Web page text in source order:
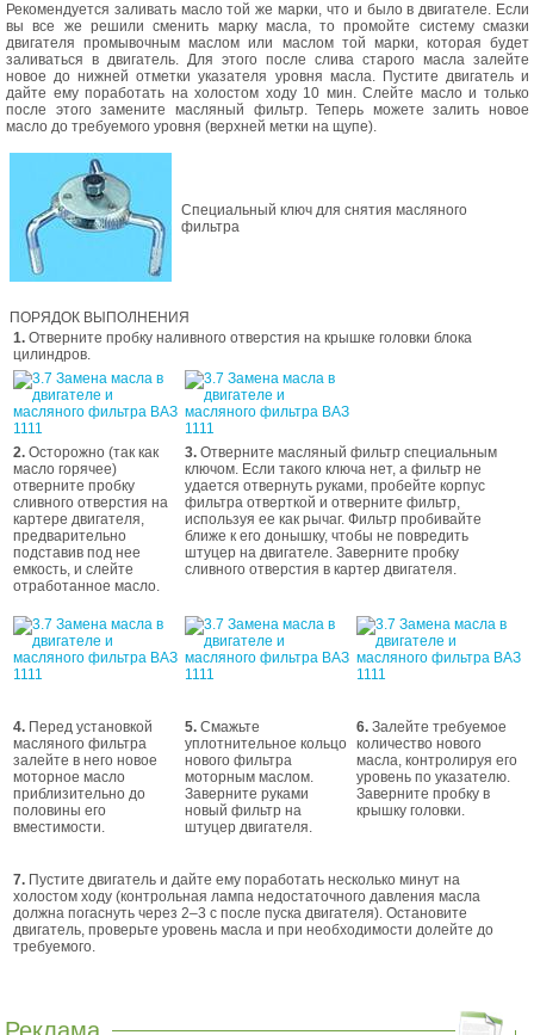
Рекомендуется заливать масло той же марки, что и было в двигателе. Если
вы все же решили сменить марку масла, то промойте систему смазки
двигателя промывочным маслом или маслом той марки, которая будет
заливаться в двигатель. Для этого после слива старого масла залейте
новое до нижней отметки указателя уровня масла. Пустите двигатель и
дайте ему поработать на холостом ходу 10 мин. Слейте масло и только
после этого замените масляный фильтр. Теперь можете залить новое
масло до требуемого уровня (верхней метки на щупе).
Специальный ключ для снятия масляного
фильтра
ПОРЯДОК ВЫПОЛНЕНИЯ
1. Отверните пробку наливного отверстия на крышке головки блока
цилиндров.
2. Осторожно (так как
масло горячее)
отверните пробку
сливного отверстия на
картере двигателя,
предварительно
подставив под нее
емкость, и слейте
отработанное масло.
3. Отверните масляный фильтр специальным
ключом. Если такого ключа нет, а фильтр не
удается отвернуть руками, пробейте корпус
фильтра отверткой и отверните фильтр,
используя ее как рычаг. Фильтр пробивайте
ближе к его донышку, чтобы не повредить
штуцер на двигателе. Заверните пробку
сливного отверстия в картер двигателя.
4. Перед установкой
масляного фильтра
залейте в него новое
моторное масло
приблизительно до
половины его
вместимости.
5. Смажьте
уплотнительное кольцо
нового фильтра
моторным маслом.
Заверните руками
новый фильтр на
штуцер двигателя.
6. Залейте требуемое
количество нового
масла, контролируя его
уровень по указателю.
Заверните пробку в
крышку головки.
7. Пустите двигатель и дайте ему поработать несколько минут на
холостом ходу (контрольная лампа недостаточного давления масла
должна погаснуть через 2–3 с после пуска двигателя). Остановите
двигатель, проверьте уровень масла и при необходимости долейте до
требуемого.